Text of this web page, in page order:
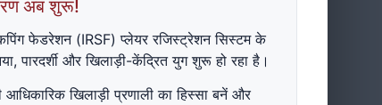
अब शुरू!
फेडरेशन (IRSF) प्लेयर रजिस्ट्रेशन सिस्टम के
पारदर्शी और खिलाड़ी-केंद्रित युग शुरू हो रहा है।
खिलाड़ी प्रणाली का हिस्सा बनें और